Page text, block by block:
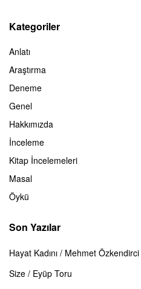
Kategoriler
Anlatı
Araştırma
Deneme
Genel
Hakkımızda
İnceleme
Kitap İncelemeleri
Masal
Öykü
Son Yazılar
Hayat Kadını / Mehmet Özkendirci
Size / Eyüp Toru